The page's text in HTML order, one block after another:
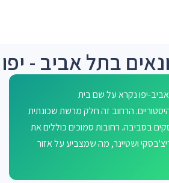
בתל אביב - יפו
יפו נקרא על שם בית
הרחוב זה חלק מרשת שכונתית
ויש בו כ-5,600 עסקים בסביבה. רחובות סמוכים כוללים את
ושטיינר, מה שמצביע על אזור